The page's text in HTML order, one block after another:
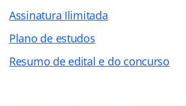
Assinatura Ilimitada
Plano de estudos
Resumo de edital e do concurso